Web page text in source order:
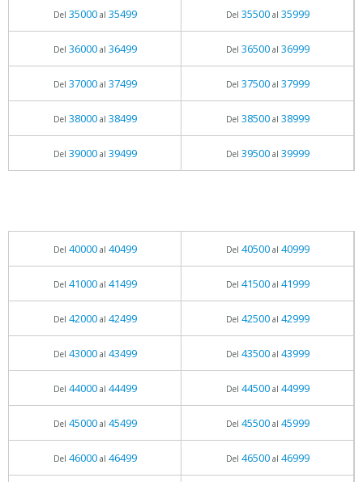
Del 35000al 35499 Del 35500al 35999
Del 36000al 36499 Del 36500al 36999
Del 37000al 37499 Del 37500al 37999
Del 38000al 38499 Del 38500al 38999
Del 39000al 39499 Del 39500al 39999
Del 40000al 40499 Del 40500al 40999
Del 41000al 41499 Del 41500al 41999
Del 42000al 42499 Del 42500al 42999
Del 43000al 43499 Del 43500al 43999
Del 44000al 44499 Del 44500al 44999
Del 45000al 45499 Del 45500al 45999
Del 46000al 46499 Del 46500al 46999